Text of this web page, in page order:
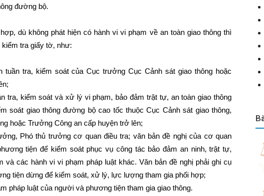
đường bộ.
dù không phát hiện có hành vi vi phạm về an toàn giao thông thì
tra giấy tờ, như:
tuần tra, kiểm soát của Cục trưởng Cục Cảnh sát giao thông hoặc
tra, kiểm soát và xử lý vi phạm, bảo đảm trật tự, an toàn giao thông
soát giao thông đường bộ cao tốc thuộc Cục Cảnh sát giao thông,
hoặc Trưởng Công an cấp huyện trở lên;
Phó thủ trưởng cơ quan điều tra; văn bản đề nghị của cơ quan
tiện để kiểm soát phục vụ công tác bảo đảm an ninh, trật tự,
và các hành vi vi phạm pháp luật khác. Văn bản đề nghị phải ghi cụ
tiện dừng để kiểm soát, xử lý, lực lượng tham gia phối hợp;
pháp luật của người và phương tiện tham gia giao thông.